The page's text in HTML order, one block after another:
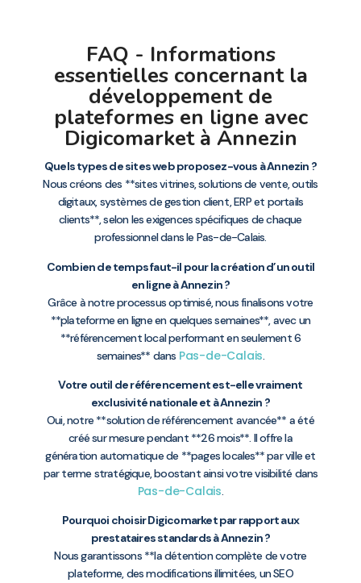
FAQ - Informations
essentielles concernant la
développement de
plateformes en ligne avec
Digicomarket à Annezin
Quels types de sites web proposez-vous à Annezin ?
Nous créons des **sites vitrines, solutions de vente, outils
digitaux, systèmes de gestion client, ERP et portails
clients**, selon les exigences spécifiques de chaque
professionnel dans le Pas-de-Calais.
Combien de temps faut-il pour la création d’un outil
en ligne à Annezin ?
Grâce à notre processus optimisé, nous finalisons votre
**plateforme en ligne en quelques semaines**, avec un
**référencement local performant en seulement 6
semaines** dans Pas-de-Calais.
Votre outil de référencement est-elle vraiment
exclusivité nationale et à Annezin ?
Oui, notre **solution de référencement avancée** a été
créé sur mesure pendant **26 mois**. Il offre la
génération automatique de **pages locales** par ville et
par terme stratégique, boostant ainsi votre visibilité dans
Pas-de-Calais.
Pourquoi choisir Digicomarket par rapport aux
prestataires standards à Annezin ?
Nous garantissons **la détention complète de votre
plateforme, des modifications illimitées, un SEO